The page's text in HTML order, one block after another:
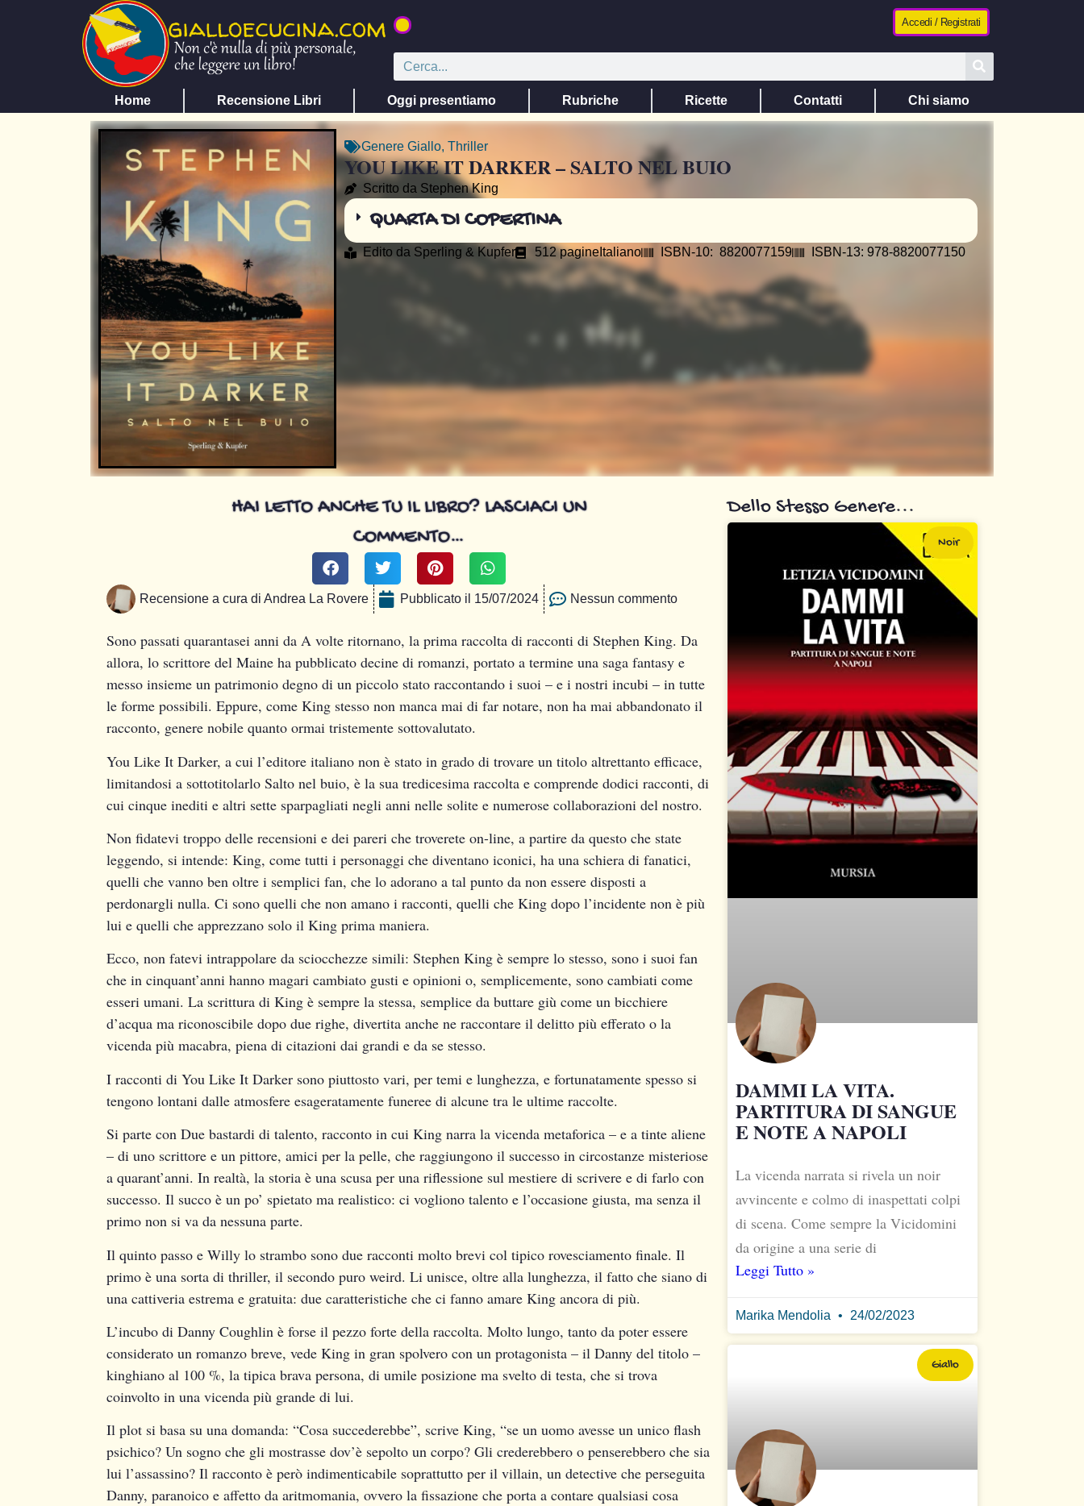
Accedi / Registrati
Home Recensione Libri Oggi presentiamo Rubriche Ricette Contatti Chi siamo
Genere Giallo, Thriller
YOU LIKE IT DARKER – SALTO NEL BUIO
Scritto da Stephen King
QUARTA DI COPERTINA
Edito da Sperling & Kupfer 512 pagineItaliano ISBN-10: ‎ 8820077159 ISBN-13: 978-8820077150
HAI LETTO ANCHE TU IL LIBRO? LASCIACI UN
COMMENTO…
Recensione a cura di Andrea La Rovere Pubblicato il 15/07/2024 Nessun commento
Sono passati quarantasei anni da A volte ritornano, la prima raccolta di racconti di Stephen King. Da
allora, lo scrittore del Maine ha pubblicato decine di romanzi, portato a termine una saga fantasy e
messo insieme un patrimonio degno di un piccolo stato raccontando i suoi – e i nostri incubi – in tutte
le forme possibili. Eppure, come King stesso non manca mai di far notare, non ha mai abbandonato il
racconto, genere nobile quanto ormai tristemente sottovalutato.
You Like It Darker, a cui l’editore italiano non è stato in grado di trovare un titolo altrettanto efficace,
limitandosi a sottotitolarlo Salto nel buio, è la sua tredicesima raccolta e comprende dodici racconti, di
cui cinque inediti e altri sette sparpagliati negli anni nelle solite e numerose collaborazioni del nostro.
Non fidatevi troppo delle recensioni e dei pareri che troverete on-line, a partire da questo che state
leggendo, si intende: King, come tutti i personaggi che diventano iconici, ha una schiera di fanatici,
quelli che vanno ben oltre i semplici fan, che lo adorano a tal punto da non essere disposti a
perdonargli nulla. Ci sono quelli che non amano i racconti, quelli che King dopo l’incidente non è più
lui e quelli che apprezzano solo il King prima maniera.
Ecco, non fatevi intrappolare da sciocchezze simili: Stephen King è sempre lo stesso, sono i suoi fan
che in cinquant’anni hanno magari cambiato gusti e opinioni o, semplicemente, sono cambiati come
esseri umani. La scrittura di King è sempre la stessa, semplice da buttare giù come un bicchiere
d’acqua ma riconoscibile dopo due righe, divertita anche ne raccontare il delitto più efferato o la
vicenda più macabra, piena di citazioni dai grandi e da se stesso.
I racconti di You Like It Darker sono piuttosto vari, per temi e lunghezza, e fortunatamente spesso si
tengono lontani dalle atmosfere esageratamente funeree di alcune tra le ultime raccolte.
Si parte con Due bastardi di talento, racconto in cui King narra la vicenda metaforica – e a tinte aliene
– di uno scrittore e un pittore, amici per la pelle, che raggiungono il successo in circostanze misteriose
a quarant’anni. In realtà, la storia è una scusa per una riflessione sul mestiere di scrivere e di farlo con
successo. Il succo è un po’ spietato ma realistico: ci vogliono talento e l’occasione giusta, ma senza il
primo non si va da nessuna parte.
Il quinto passo e Willy lo strambo sono due racconti molto brevi col tipico rovesciamento finale. Il
primo è una sorta di thriller, il secondo puro weird. Li unisce, oltre alla lunghezza, il fatto che siano di
una cattiveria estrema e gratuita: due caratteristiche che ci fanno amare King ancora di più.
L’incubo di Danny Coughlin è forse il pezzo forte della raccolta. Molto lungo, tanto da poter essere
considerato un romanzo breve, vede King in gran spolvero con un protagonista – il Danny del titolo –
kinghiano al 100 %, la tipica brava persona, di umile posizione ma svelto di testa, che si trova
coinvolto in una vicenda più grande di lui.
Il plot si basa su una domanda: “Cosa succederebbe”, scrive King, “se un uomo avesse un unico flash
psichico? Un sogno che gli mostrasse dov’è sepolto un corpo? Gli crederebbero o penserebbero che sia
lui l’assassino? Il racconto è però indimenticabile soprattutto per il villain, un detective che perseguita
Danny, paranoico e affetto da aritmomania, ovvero la fissazione che porta a contare qualsiasi cosa
Dello Stesso Genere...
Noir
DAMMI LA VITA.
PARTITURA DI SANGUE
E NOTE A NAPOLI
La vicenda narrata si rivela un noir
avvincente e colmo di inaspettati colpi
di scena. Come sempre la Vicidomini
da origine a una serie di
Leggi Tutto »
Marika Mendolia 24/02/2023
Giallo